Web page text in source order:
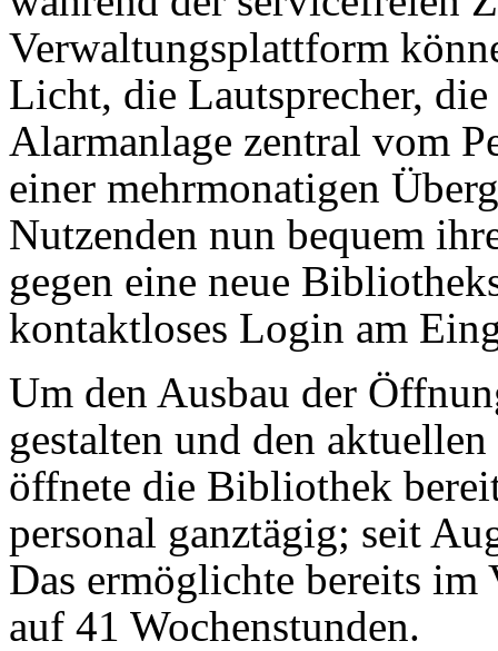
Verwaltungsplattform
Licht, die Lautsprecher,
Alarmanlage zentral vom
einer mehrmonatigen
Nutzenden nun bequem
gegen eine neue
kontaktloses Login am
Um den Ausbau der
gestalten und den
öffnete die Bibliothek
personal ganztägig; seit
Das ermöglichte bereits
auf 41 Wochenstunden.